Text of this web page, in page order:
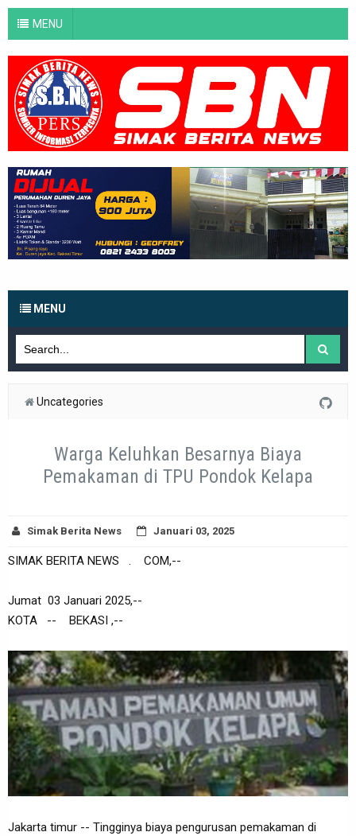
MENU
MENU
Uncategories
Warga Keluhkan Besarnya Biaya
Pemakaman di TPU Pondok Kelapa
Simak Berita News Januari 03, 2025
SIMAK BERITA NEWS . COM,--
Jumat 03 Januari 2025,--
KOTA -- BEKASI ,--
Jakarta timur -- Tingginya biaya pengurusan pemakaman di